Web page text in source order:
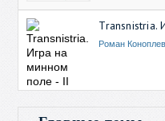
Transnistria.
Роман Коноплев